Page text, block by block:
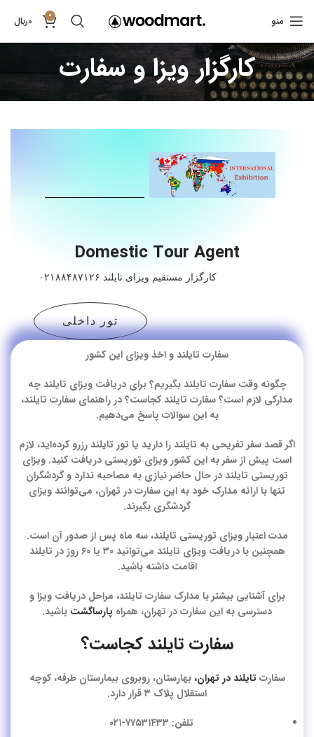
منو 0
0﷼
کارگزار ویزا و سفارت
Domestic Tour Agent
کارگزار مستقیم ویزای تایلند ۰۲۱۸۸۴۸۷۱۲۶
تور داخلی
سفارت تایلند و اخذ ویزای این کشور
چگونه وقت سفارت تایلند بگیریم؟ برای دریافت ویزای تایلند چه
مدارکی لازم است؟ سفارت تایلند کجاست؟ در راهنمای سفارت تایلند،
به این سوالات پاسخ می‌دهیم.
اگر قصد سفر تفریحی به تایلند را دارید یا تور تایلندرزرو کرده‌اید، لازم
است پیش از سفر به این کشور ویزای توریستی دریافت کنید. ویزای
توریستی تایلند در حال حاضر نیازی به مصاحبه ندارد و گردشگران
تنها با ارائه مدارک خود به این سفارت در تهران، می‌توانند ویزای
گردشگری بگیرند.
مدت اعتبار ویزای توریستی تایلند، سه ماه پس از صدور آن است.
همچنین با دریافت ویزای تایلند می‌توانید ۳۰ یا ۶۰ روز در تایلند
اقامت داشته باشید.
برای آشنایی بیشتر با مدارک سفارت تایلند، مراحل دریافت ویزا و
دسترسی به این سفارت در تهران، همراه پارساگشت باشید.
سفارت تایلند کجاست؟
سفارت تایلند در تهران،بهارستان، روبروی بیمارستان طرفه، کوچه
استقلال پلاک ۳ قرار دارد.
تلفن: ۷۷۵۳۱۴۳۳-۰۲۱